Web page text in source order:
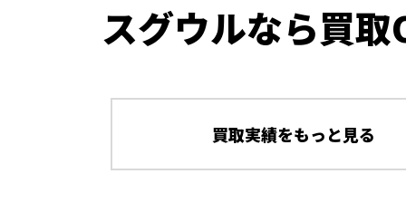
スグウルなら買取
買取実績をもっと見る